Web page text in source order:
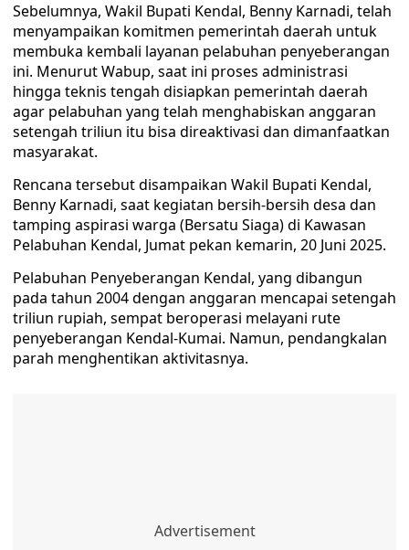
Sebelumnya, Wakil Bupati Kendal, Benny Karnadi, telah
menyampaikan komitmen pemerintah daerah untuk
membuka kembali layanan pelabuhan penyeberangan
ini. Menurut Wabup, saat ini proses administrasi
hingga teknis tengah disiapkan pemerintah daerah
agar pelabuhan yang telah menghabiskan anggaran
setengah triliun itu bisa direaktivasi dan dimanfaatkan
masyarakat.
Rencana tersebut disampaikan Wakil Bupati Kendal,
Benny Karnadi, saat kegiatan bersih-bersih desa dan
tamping aspirasi warga (Bersatu Siaga) di Kawasan
Pelabuhan Kendal, Jumat pekan kemarin, 20 Juni 2025.
Pelabuhan Penyeberangan Kendal, yang dibangun
pada tahun 2004 dengan anggaran mencapai setengah
triliun rupiah, sempat beroperasi melayani rute
penyeberangan Kendal-Kumai. Namun, pendangkalan
parah menghentikan aktivitasnya.